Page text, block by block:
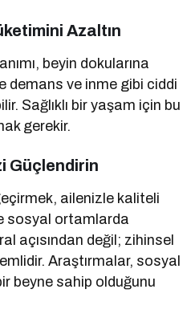
Azaltın
beyin dokularına
demans ve inme gibi ciddi
Sağlıklı bir yaşam için bu
gerekir.
Güçlendirin
ailenizle kaliteli
sosyal ortamlarda
açısından değil; zihinsel
Araştırmalar, sosyal
beyne sahip olduğunu